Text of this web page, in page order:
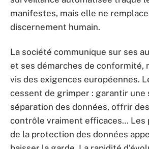
manifestes, mais elle ne
discernement humain.
La société communique sur ses
et ses démarches de conformité,
vis des exigences européennes.
cessent de grimper : garantir une
séparation des données, offrir
contrôle vraiment efficaces… Les
de la protection des données